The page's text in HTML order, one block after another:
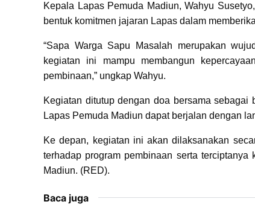
Kepala Lapas Pemuda Madiun, Wahyu
bentuk komitmen jajaran Lapas dalam
“Sapa Warga Sapu Masalah merupakan
kegiatan ini mampu membangun
pembinaan,” ungkap Wahyu.
Kegiatan ditutup dengan doa bersama
Lapas Pemuda Madiun dapat berjalan dengan
Ke depan, kegiatan ini akan dilaksanakan
terhadap program pembinaan serta
Madiun. (RED).
Baca juga